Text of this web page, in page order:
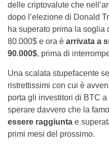
delle criptovalute che
dopo l’elezione di Donald
ha superato prima la
80.000$ e ora è arrivata a
90.000$, prima di
Una scalata stupefacente
ristrettissimi con cui è
porta gli investitori di BTC
sperare davvero che la
essere raggiunta e
primi mesi del prossimo.